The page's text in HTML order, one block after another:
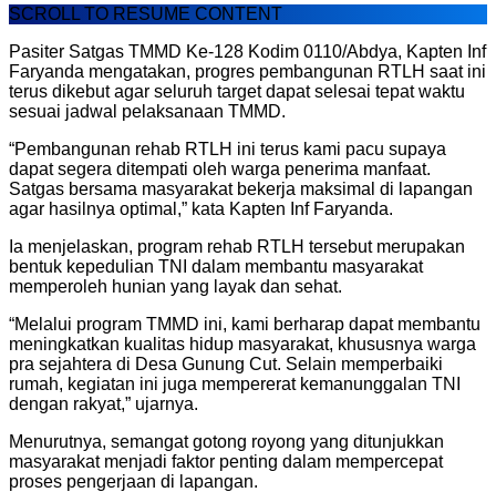
SCROLL TO RESUME CONTENT
Pasiter Satgas TMMD Ke-128 Kodim 0110/Abdya, Kapten Inf
Faryanda mengatakan, progres pembangunan RTLH saat ini
terus dikebut agar seluruh target dapat selesai tepat waktu
sesuai jadwal pelaksanaan TMMD.
“Pembangunan rehab RTLH ini terus kami pacu supaya
dapat segera ditempati oleh warga penerima manfaat.
Satgas bersama masyarakat bekerja maksimal di lapangan
agar hasilnya optimal,” kata Kapten Inf Faryanda.
Ia menjelaskan, program rehab RTLH tersebut merupakan
bentuk kepedulian TNI dalam membantu masyarakat
memperoleh hunian yang layak dan sehat.
“Melalui program TMMD ini, kami berharap dapat membantu
meningkatkan kualitas hidup masyarakat, khususnya warga
pra sejahtera di Desa Gunung Cut. Selain memperbaiki
rumah, kegiatan ini juga mempererat kemanunggalan TNI
dengan rakyat,” ujarnya.
Menurutnya, semangat gotong royong yang ditunjukkan
masyarakat menjadi faktor penting dalam mempercepat
proses pengerjaan di lapangan.